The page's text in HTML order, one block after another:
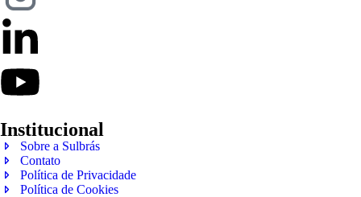
Institucional
Sobre a Sulbrás
Contato
Política de Privacidade
Política de Cookies